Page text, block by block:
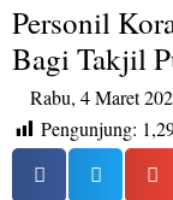
Personil
Bagi Takjil
Rabu, 4 Maret
Pengunjung: